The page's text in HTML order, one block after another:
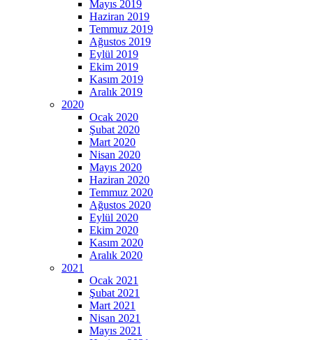
Mayıs 2019
Haziran 2019
Temmuz 2019
Ağustos 2019
Eylül 2019
Ekim 2019
Kasım 2019
Aralık 2019
2020
Ocak 2020
Şubat 2020
Mart 2020
Nisan 2020
Mayıs 2020
Haziran 2020
Temmuz 2020
Ağustos 2020
Eylül 2020
Ekim 2020
Kasım 2020
Aralık 2020
2021
Ocak 2021
Şubat 2021
Mart 2021
Nisan 2021
Mayıs 2021